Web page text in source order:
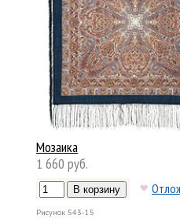
Мозаика
1 660 руб.
Рисунок 543-15